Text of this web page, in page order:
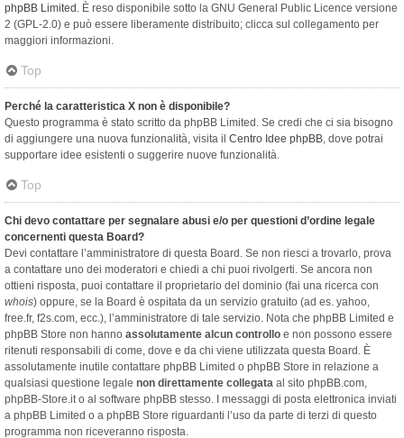
phpBB Limited . È reso disponibile sotto la GNU General Public Licence versione
2 (GPL-2.0) e può essere liberamente distribuito; clicca sul collegamento per
maggiori informazioni.
Top
Perché la caratteristica X non è disponibile?
Questo programma è stato scritto da phpBB Limited. Se credi che ci sia bisogno
di aggiungere una nuova funzionalità, visita il Centro Idee phpBB, dove potrai
supportare idee esistenti o suggerire nuove funzionalità.
Top
Chi devo contattare per segnalare abusi e/o per questioni d’ordine legale
concernenti questa Board?
Devi contattare l’amministratore di questa Board. Se non riesci a trovarlo, prova
a contattare uno dei moderatori e chiedi a chi puoi rivolgerti. Se ancora non
ottieni risposta, puoi contattare il proprietario del dominio (fai una ricerca con
whois) oppure, se la Board è ospitata da un servizio gratuito (ad es. yahoo,
free.fr, f2s.com, ecc.), l’amministratore di tale servizio. Nota che phpBB Limited e
phpBB Store non hanno assolutamente alcun controllo e non possono essere
ritenuti responsabili di come, dove e da chi viene utilizzata questa Board. È
assolutamente inutile contattare phpBB Limited o phpBB Store in relazione a
qualsiasi questione legale non direttamente collegata al sito phpBB.com,
phpBB-Store.it o al software phpBB stesso. I messaggi di posta elettronica inviati
a phpBB Limited o a phpBB Store riguardanti l’uso da parte di terzi di questo
programma non riceveranno risposta.